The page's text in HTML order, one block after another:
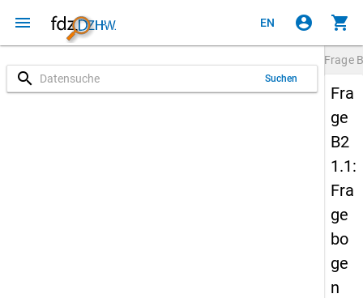
menu EN account_circle shopping_cart
search Suchen
Frage
Fra
ge
B2
1.1:
Fra
ge
bo
ge
n